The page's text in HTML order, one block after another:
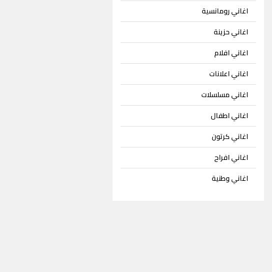
اغاني رومانسية
اغاني حزينة
اغاني افلام
اغاني اعلانات
اغاني مسلسلات
اغاني اطفال
اغاني كرتون
اغاني افراح
اغاني وطنية